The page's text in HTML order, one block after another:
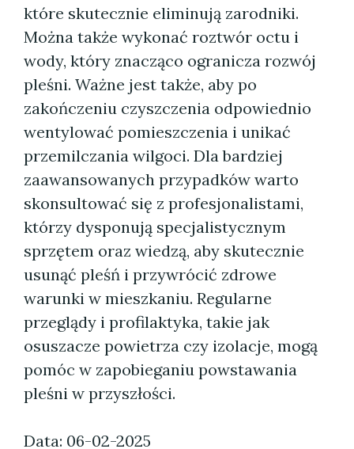
które skutecznie eliminują zarodniki.
Można także wykonać roztwór octu i
wody, który znacząco ogranicza rozwój
pleśni. Ważne jest także, aby po
zakończeniu czyszczenia odpowiednio
wentylować pomieszczenia i unikać
przemilczania wilgoci. Dla bardziej
zaawansowanych przypadków warto
skonsultować się z profesjonalistami,
którzy dysponują specjalistycznym
sprzętem oraz wiedzą, aby skutecznie
usunąć pleśń i przywrócić zdrowe
warunki w mieszkaniu. Regularne
przeglądy i profilaktyka, takie jak
osuszacze powietrza czy izolacje, mogą
pomóc w zapobieganiu powstawania
pleśni w przyszłości.
Data: 06-02-2025